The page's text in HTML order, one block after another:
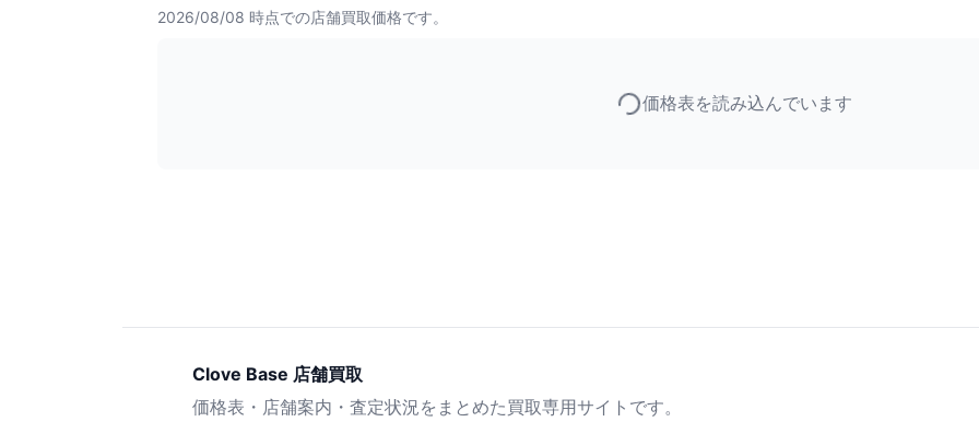
2026/08/08 時点での店舗買取価格です。
価格表を読み込んでいます
Clove Base 店舗買取
価格表・店舗案内・査定状況をまとめた買取専用サイトです。